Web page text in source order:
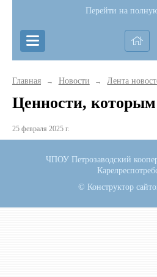
Перейти на
Главная → Новости → Лента
Ценности,
25 февраля 2025 г.
ЧПОУ Петрозаводский
© Конструктор